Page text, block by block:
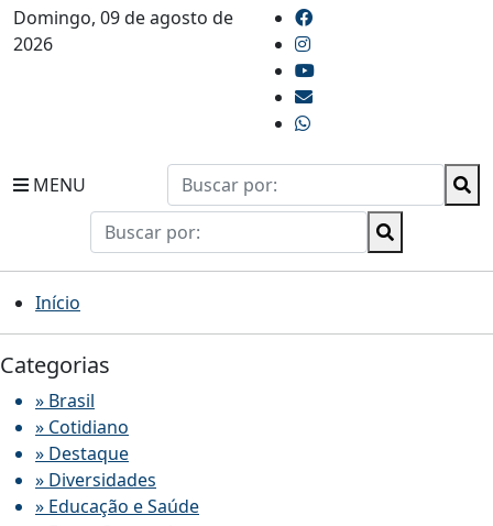
Domingo, 09 de agosto de
2026
MENU
Início
Categorias
» Brasil
» Cotidiano
» Destaque
» Diversidades
» Educação e Saúde